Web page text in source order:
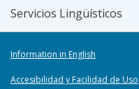
Servicios Lingüísticos
Information in English
Accesibilidad y Facilidad de Uso